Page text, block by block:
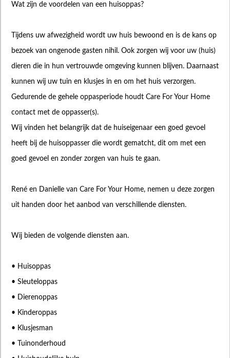
Wat zijn de voordelen van een huisoppas?
Tijdens uw afwezigheid wordt uw huis bewoond en is de kans op
bezoek van ongenode gasten nihil. Ook zorgen wij voor uw (huis)
dieren die in hun vertrouwde omgeving kunnen blijven. Daarnaast
kunnen wij uw tuin en klusjes in en om het huis verzorgen.
Gedurende de gehele oppasperiode houdt Care For Your Home
contact met de oppasser(s).
Wij vinden het belangrijk dat de huiseigenaar een goed gevoel
heeft bij de huisoppasser die wordt gematcht, dit om met een
goed gevoel en zonder zorgen van huis te gaan.
René en Danielle van Care For Your Home, nemen u deze zorgen
uit handen door het aanbod van verschillende diensten.
Wij bieden de volgende diensten aan.
• Huisoppas
• Sleuteloppas
• Dierenoppas
• Kinderoppas
• Klusjesman
• Tuinonderhoud